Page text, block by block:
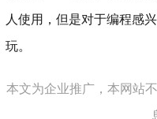
人使用，但是对于编程感
玩。
本文为企业推广，本网站